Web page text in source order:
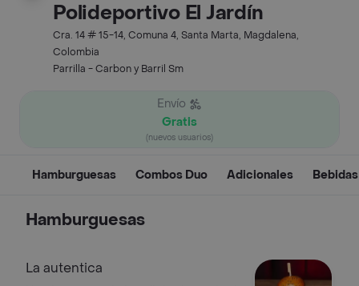
Polideportivo El Jardín
Cra. 14 # 15-14, Comuna 4, Santa Marta, Magdalena,
Colombia
Parrilla - Carbon y Barril Sm
Envío
Gratis
(nuevos usuarios)
Hamburguesas Combos Duo Adicionales Bebidas
Hamburguesas
La autentica